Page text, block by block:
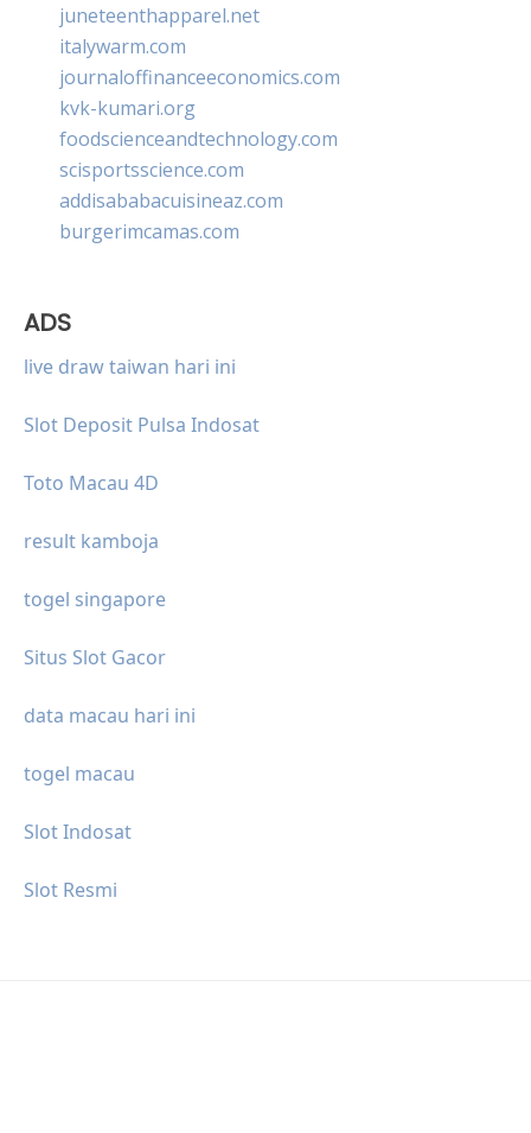
juneteenthapparel.net
italywarm.com
journaloffinanceeconomics.com
kvk-kumari.org
foodscienceandtechnology.com
scisportsscience.com
addisababacuisineaz.com
burgerimcamas.com
ADS
live draw taiwan hari ini
Slot Deposit Pulsa Indosat
Toto Macau 4D
result kamboja
togel singapore
Situs Slot Gacor
data macau hari ini
togel macau
Slot Indosat
Slot Resmi